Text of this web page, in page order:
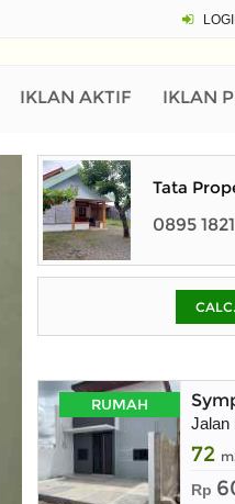
IKLAN AKTIF IKLAN
Tata
0895
RUMAH
Jalan
72
Rp